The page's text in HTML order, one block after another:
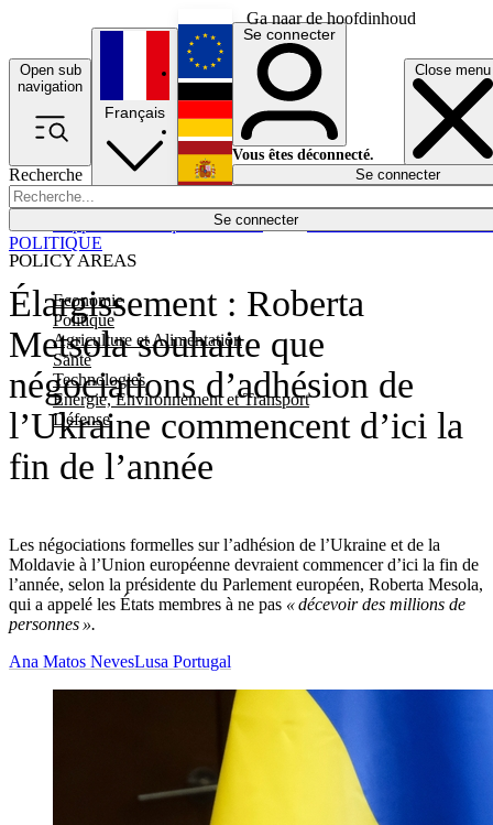
Ga naar de hoofdinhoud
Open sub
navigation
Close menu
Recherche
Se connecter
POLICY AREAS
Economie
Politique
Agriculture et Alimentation
Santé
Technologies
Energie, Environnement et Transport
Défense
Économie
Français
English
Deutsch
Español
Se connecter
Vous êtes déconnecté.
Se connecter
Élargissement : Roberta
Metsola souhaite que
négociations d’adhésion de
l’Ukraine commencent d’ici la
fin de l’année
Les négociations formelles sur l’adhésion de l’Ukraine et de la
Moldavie à l’Union européenne devraient commencer d’ici la fin de
l’année, selon la présidente du Parlement européen, Roberta Mesola,
qui a appelé les États membres à ne pas « décevoir des millions de
personnes ».
POLITIQUE
Ana Matos NevesLusa Portugal